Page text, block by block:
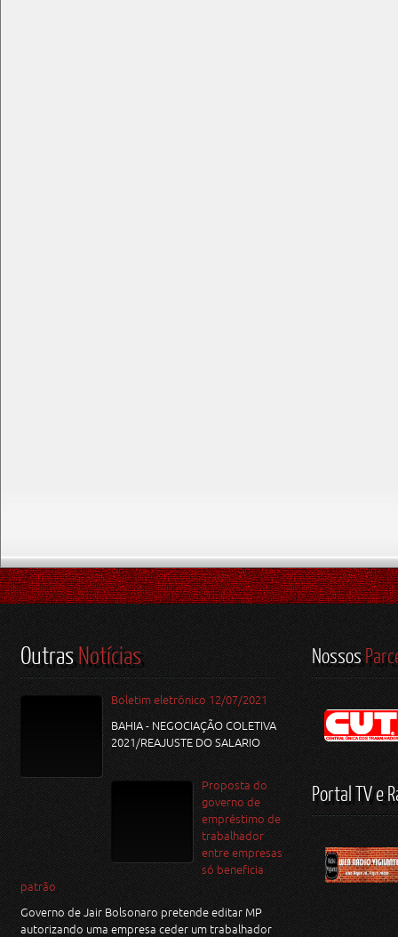
OutrasNotícias
Boletim eletrônico 12/07/2021
BAHIA - NEGOCIAÇÃO COLETIVA
2021/REAJUSTE DO SALARIO
Proposta do
governo de
empréstimo de
trabalhador
entre empresas
só beneficia
patrão
Governo de Jair Bolsonaro pretende editar MP
autorizando uma empresa ceder um trabalhador
Nossos
Portal TV e